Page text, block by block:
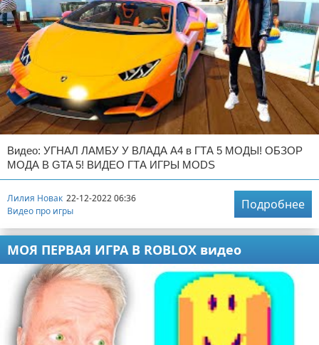
Видео: УГНАЛ ЛАМБУ У ВЛАДА А4 в ГТА 5 МОДЫ! ОБЗОР
МОДА В GTA 5! ВИДЕО ГТА ИГРЫ MODS
Лилия Новак 22-12-2022 06:36
Видео про игры
Подробнее
МОЯ ПЕРВАЯ ИГРА В ROBLOX видео